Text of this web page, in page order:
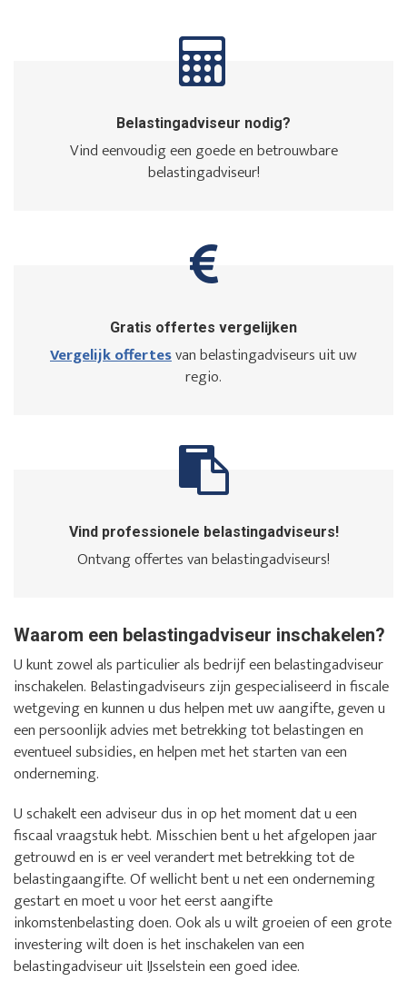
Belastingadviseur nodig?
Vind eenvoudig een goede en betrouwbare
belastingadviseur!
Gratis offertes vergelijken
Vergelijk offertesvan belastingadviseurs uit uw
regio.
Vind professionele belastingadviseurs!
Ontvang offertes van belastingadviseurs!
Waarom een belastingadviseur inschakelen?
U kunt zowel als particulier als bedrijf een belastingadviseur
inschakelen. Belastingadviseurs zijn gespecialiseerd in fiscale
wetgeving en kunnen u dus helpen met uw aangifte, geven u
een persoonlijk advies met betrekking tot belastingen en
eventueel subsidies, en helpen met het starten van een
onderneming.
U schakelt een adviseur dus in op het moment dat u een
fiscaal vraagstuk hebt. Misschien bent u het afgelopen jaar
getrouwd en is er veel verandert met betrekking tot de
belastingaangifte. Of wellicht bent u net een onderneming
gestart en moet u voor het eerst aangifte
inkomstenbelasting doen. Ook als u wilt groeien of een grote
investering wilt doen is het inschakelen van een
belastingadviseur uit IJsselstein een goed idee.